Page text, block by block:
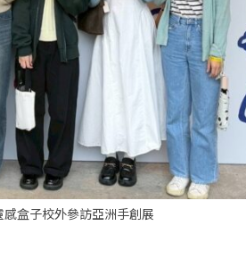
感盒子校外參訪亞洲手創展